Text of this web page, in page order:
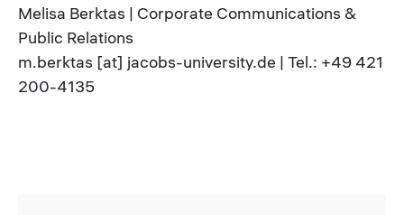
Melisa Berktas | Corporate Communications &
Public Relations
m.berktas [at] jacobs-university.de | Tel.: +49 421
200-4135